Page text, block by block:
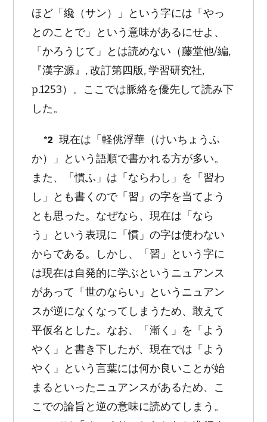
ほど「纔（サン）」という字には「やっ
とのことで」という意味があるにせよ、
「かろうじて」とは読めない（藤堂他/編,
『漢字源』, 改訂第四版, 学習研究社,
p.1253）。ここでは脈絡を優先して読み下
した。
*2 現在は「軽佻浮華（けいちょうふ
か）」という語順で書かれる方が多い。
また、「慣ふ」は「ならわし」を「習わ
し」とも書くので「習」の字を当てよう
とも思った。なぜなら、現在は「なら
う」という表現に「慣」の字は使わない
からである。しかし、「習」という字に
は現在は自発的に学ぶというニュアンス
があって「世のならい」というニュアン
スが逆になくなってしまうため、敢えて
平仮名とした。なお、「漸く」を「よう
やく」と書き下したが、現在では「よう
やく」という言葉には何か良いことが始
まるといったニュアンスがあるため、こ
こでの論旨と逆の意味に読めてしまう。